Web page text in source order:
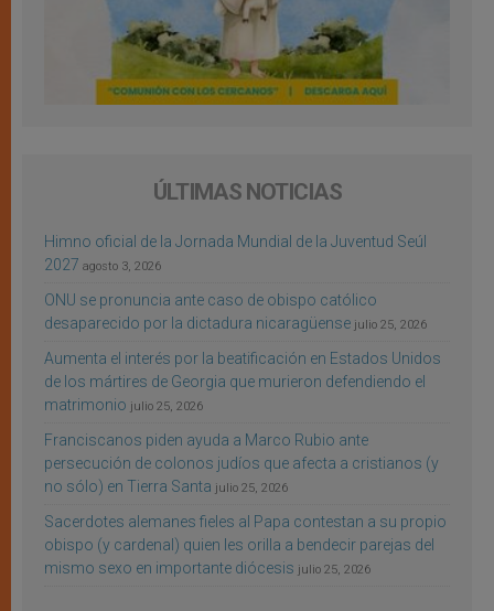
ÚLTIMAS NOTICIAS
Himno oficial de la Jornada Mundial de la Juventud Seúl
2027 agosto 3, 2026
ONU se pronuncia ante caso de obispo católico
desaparecido por la dictadura nicaragüense julio 25, 2026
Aumenta el interés por la beatificación en Estados Unidos
de los mártires de Georgia que murieron defendiendo el
matrimonio julio 25, 2026
Franciscanos piden ayuda a Marco Rubio ante
persecución de colonos judíos que afecta a cristianos (y
no sólo) en Tierra Santa julio 25, 2026
Sacerdotes alemanes fieles al Papa contestan a su propio
obispo (y cardenal) quien les orilla a bendecir parejas del
mismo sexo en importante diócesis julio 25, 2026